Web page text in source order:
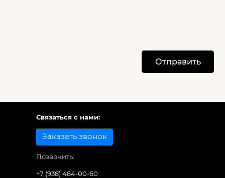
Отправить
Связаться с нами:
Заказать звонок
Позвонить:
+7 (938) 484-00-60